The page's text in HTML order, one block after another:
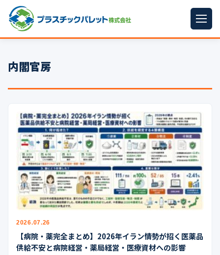
パレットサイズ
プラパレット ▼
コンテナ
中古パレット
再生原料
梱包資材
イラン情勢まとめ
公式ブログ
会社案内
内閣官房
2026.07.26
【病院・薬完全まとめ】2026年イラン情勢が招く医薬品
供給不安と病院経営・薬局経営・医療資材への影響